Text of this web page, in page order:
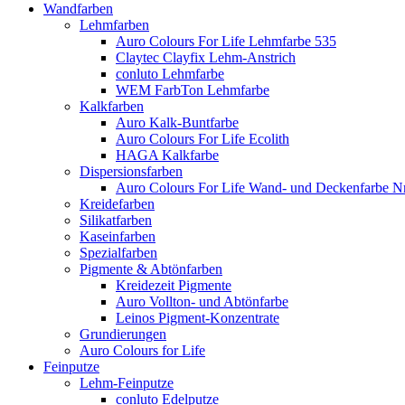
Wandfarben
Lehmfarben
Auro Colours For Life Lehmfarbe 535
Claytec Clayfix Lehm-Anstrich
conluto Lehmfarbe
WEM FarbTon Lehmfarbe
Kalkfarben
Auro Kalk-Buntfarbe
Auro Colours For Life Ecolith
HAGA Kalkfarbe
Dispersionsfarben
Auro Colours For Life Wand- und Deckenfarbe
Kreidefarben
Silikatfarben
Kaseinfarben
Spezialfarben
Pigmente & Abtönfarben
Kreidezeit Pigmente
Auro Vollton- und Abtönfarbe
Leinos Pigment-Konzentrate
Grundierungen
Auro Colours for Life
Feinputze
Lehm-Feinputze
conluto Edelputze